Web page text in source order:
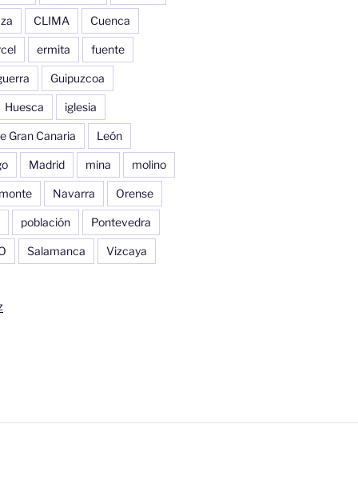
CLIMA Cuenca
ermita fuente
Guipuzcoa
Huesca iglesia
Gran Canaria León
Madrid mina molino
monte Navarra Orense
población Pontevedra
Salamanca Vizcaya